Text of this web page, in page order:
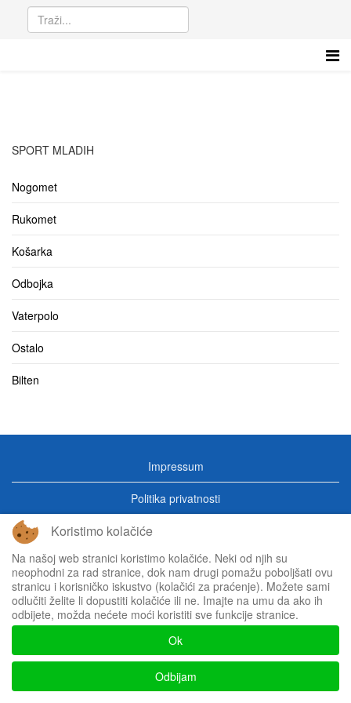
SPORT MLADIH
Nogomet
Rukomet
Košarka
Odbojka
Vaterpolo
Ostalo
Bilten
Impressum
Politika privatnosti
Koristimo kolačiće
Na našoj web stranici koristimo kolačiće. Neki od njih su
neophodni za rad stranice, dok nam drugi pomažu poboljšati ovu
stranicu i korisničko iskustvo (kolačići za praćenje). Možete sami
odlučiti želite li dopustiti kolačiće ili ne. Imajte na umu da ako ih
odbijete, možda nećete moći koristiti sve funkcije stranice.
Ok
Odbijam